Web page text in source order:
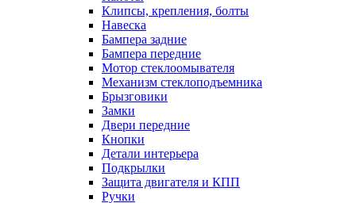
Клипсы, крепления, болты
Навеска
Бампера задние
Бампера передние
Мотор стеклоомывателя
Механизм стеклоподъемника
Брызговики
Замки
Двери передние
Кнопки
Детали интерьера
Подкрылки
Защита двигателя и КПП
Ручки